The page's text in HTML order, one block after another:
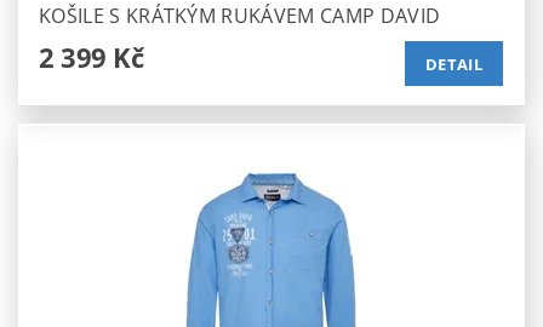
KOŠILE S KRÁTKÝM RUKÁVEM CAMP DAVID
2 399 Kč DETAIL